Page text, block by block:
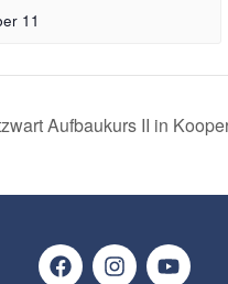
11
Aufbaukurs II in